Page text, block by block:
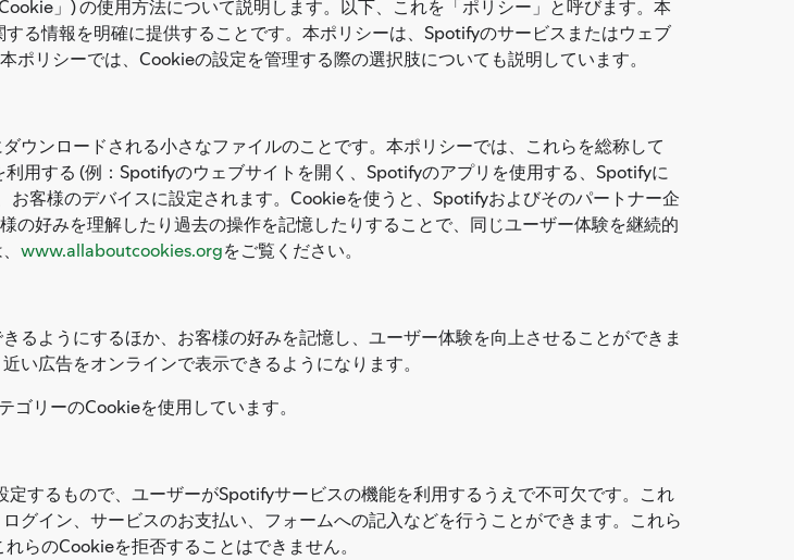
」) の使用方法について説明します。以下、これを「ポリシー」と呼びます。本
る情報を明確に提供することです。本ポリシーは、Spotifyのサービスまたはウェブ
リシーでは、Cookieの設定を管理する際の選択肢についても説明しています。
ウンロードされる小さなファイルのことです。本ポリシーでは、これらを総称して
用する (例：Spotifyのウェブサイトを開く、Spotifyのアプリを使用する、Spotifyに
客様のデバイスに設定されます。Cookieを使うと、Spotifyおよびそのパートナー企
好みを理解したり過去の操作を記憶したりすることで、同じユーザー体験を継続的
www.allaboutcookies.orgをご覧ください。
ようにするほか、お客様の好みを記憶し、ユーザー体験を向上させることができま
広告をオンラインで表示できるようになります。
リーのCookieを使用しています。
するもので、ユーザーがSpotifyサービスの機能を利用するうえで不可欠です。これ
グイン、サービスのお支払い、フォームへの記入などを行うことができます。これら
らのCookieを拒否することはできません。